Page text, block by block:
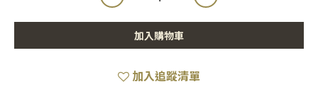
加入購物車
加入追蹤清單